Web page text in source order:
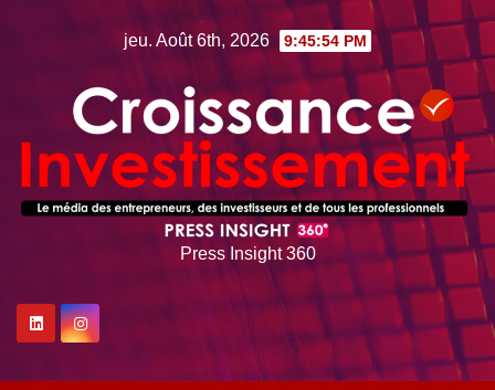
jeu. Août 6th, 2026 9:45:55 PM
Press Insight 360